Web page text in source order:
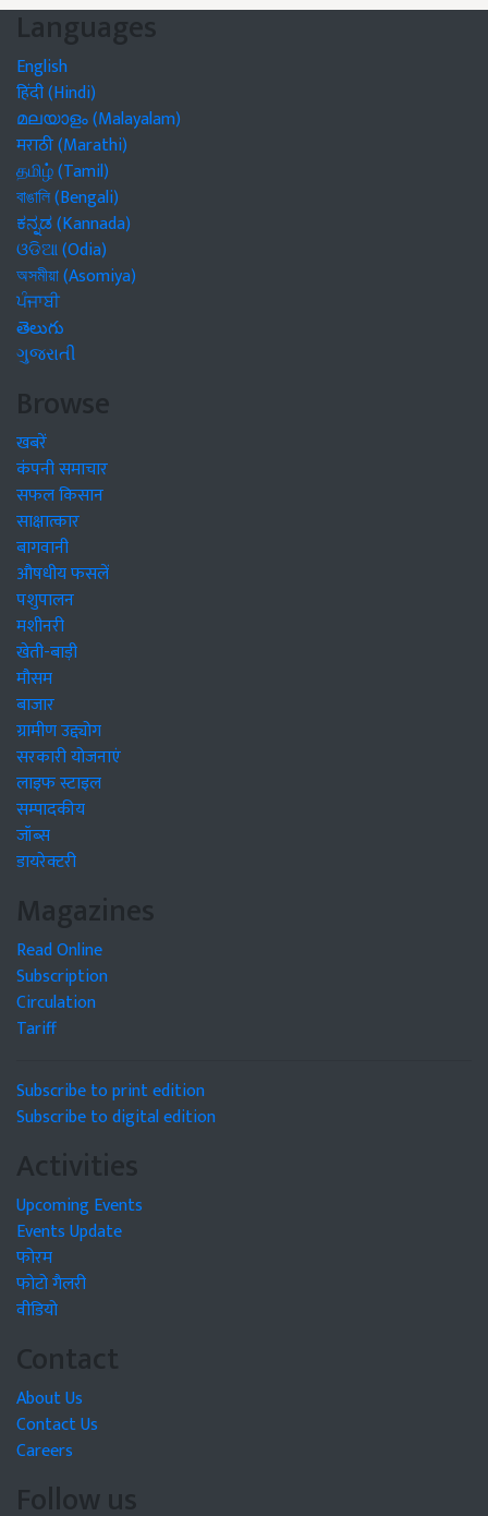
Languages
English
हिंदी (Hindi)
മലയാളം (Malayalam)
मराठी (Marathi)
தமிழ் (Tamil)
বাঙালি (Bengali)
ಕನ್ನಡ (Kannada)
ଓଡିଆ (Odia)
অসমীয়া (Asomiya)
ਪੰਜਾਬੀ
తెలుగు
ગુજરાતી
Browse
खबरें
कंपनी समाचार
सफल किसान
साक्षात्कार
बागवानी
औषधीय फसलें
पशुपालन
मशीनरी
खेती-बाड़ी
मौसम
बाजार
ग्रामीण उद्द्योग
सरकारी योजनाएं
लाइफ स्टाइल
सम्पादकीय
जॉब्स
डायरेक्टरी
Magazines
Read Online
Subscription
Circulation
Tariff
Subscribe to print edition
Subscribe to digital edition
Activities
Upcoming Events
Events Update
फोरम
फोटो गैलरी
वीडियो
Contact
About Us
Contact Us
Careers
Follow us